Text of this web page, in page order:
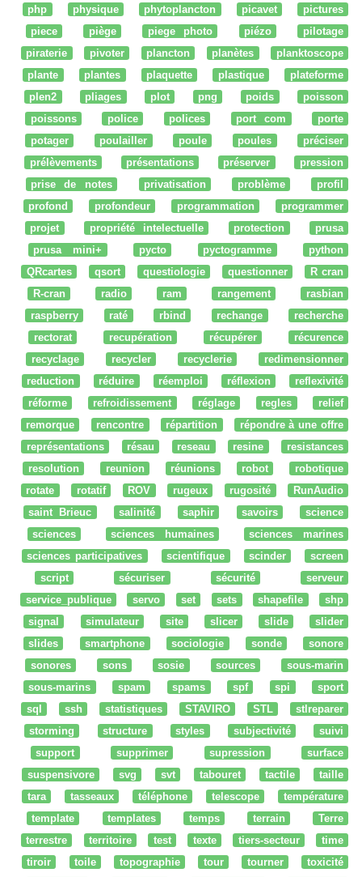
php
physique phytoplancton picavet
pictures
piece
piège piege photo piézo
pilotage
piraterie
pivoter plancton planètes
planktoscope
plante
plantes plaquette plastique
plateforme
plen2
pliages plot png poids
poisson
poissons
police polices port com
porte
potager
poulailler poule poules
préciser
prélèvements
présentations préserver
pression
prise de notes
privatisation problème
profil
profond
profondeur programmation
programmer
projet
propriété intelectuelle protection
prusa
prusa mini+
pycto pyctogramme
python
QRcartes
qsort questiologie questionner
R cran
R-cran
radio ram rangement
rasbian
raspberry
raté rbind rechange
recherche
rectorat
recupération récupérer
récurence
recyclage
recycler recyclerie
redimensionner
reduction
réduire réemploi réflexion
reflexivité
réforme
refroidissement réglage regles
relief
remorque
rencontre répartition
répondre à une offre
représentations
résau reseau resine
resistances
resolution
reunion réunions robot
robotique
rotate
rotatif ROV rugeux rugosité
RunAudio
saint Brieuc
salinité saphir savoirs
science
sciences
sciences humaines
sciences marines
sciences participatives
scientifique scinder
screen
script
sécuriser sécurité
serveur
service_publique
servo set sets shapefile
shp
signal
simulateur site slicer slide
slider
slides
smartphone sociologie sonde
sonore
sonores
sons sosie sources
sous-marin
sous-marins
spam spams spf spi
sport
sql
ssh statistiques STAVIRO STL
stlreparer
storming
structure styles subjectivité
suivi
support
supprimer supression
surface
suspensivore
svg svt tabouret tactile
taille
tara
tasseaux téléphone telescope
température
template
templates temps terrain
Terre
terrestre
territoire test texte tiers-secteur
time
tiroir
toile topographie tour tourner
toxicité